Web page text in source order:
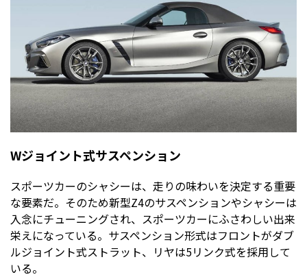
Wジョイント式サスペンション
スポーツカーのシャシーは、走りの味わいを決定する重要
な要素だ。そのため新型Z4のサスペンションやシャシーは
入念にチューニングされ、スポーツカーにふさわしい出来
栄えになっている。サスペンション形式はフロントがダブ
ルジョイント式ストラット、リヤは5リンク式を採用して
いる。